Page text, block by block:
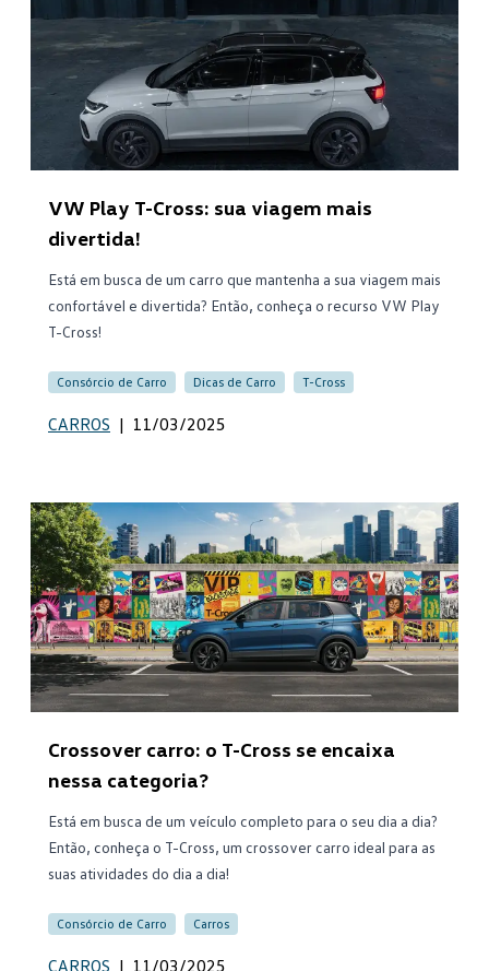
VW Play T-Cross: sua viagem mais
divertida!
Está em busca de um carro que mantenha a sua viagem mais
confortável e divertida? Então, conheça o recurso VW Play
T-Cross!
Consórcio de Carro Dicas de Carro T-Cross
CARROS | 11/03/2025
Crossover carro: o T-Cross se encaixa
nessa categoria?
Está em busca de um veículo completo para o seu dia a dia?
Então, conheça o T-Cross, um crossover carro ideal para as
suas atividades do dia a dia!
Consórcio de Carro Carros
CARROS | 11/03/2025